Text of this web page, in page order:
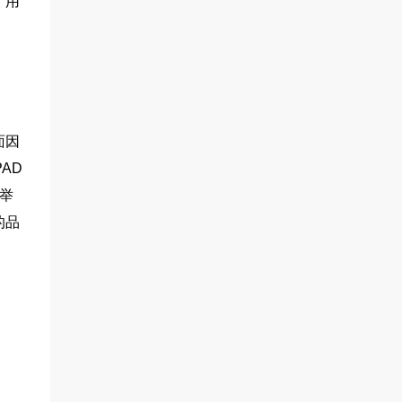
因
品